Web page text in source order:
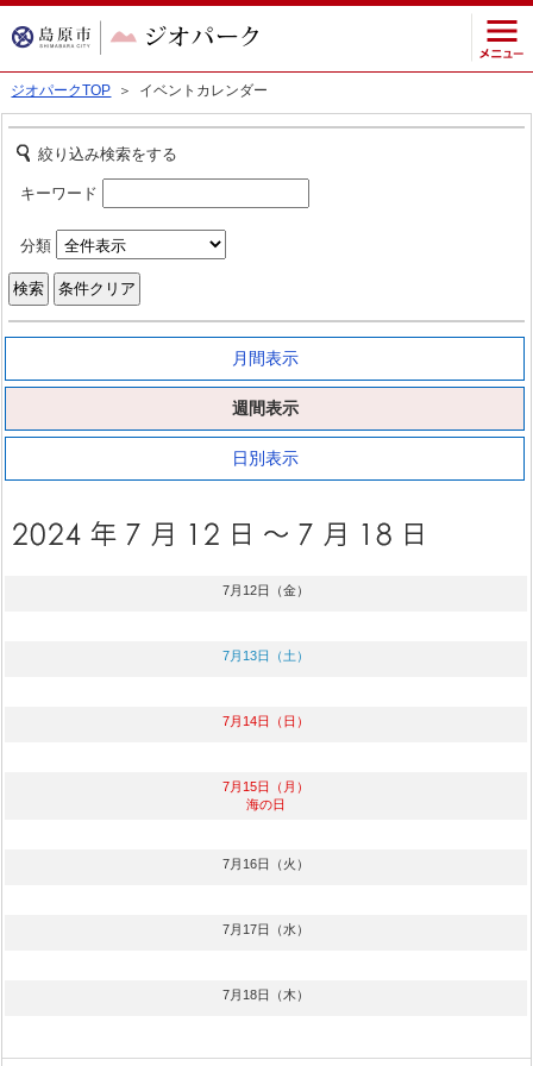
ジオパークTOP ＞ イベントカレンダー
絞り込み検索をする
キーワード
分類
月間表示
週間表示
日別表示
7月12日（金）
7月13日（土）
7月14日（日）
7月15日（月）
海の日
7月16日（火）
7月17日（水）
7月18日（木）